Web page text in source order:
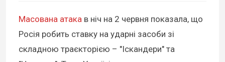
Масована атака в ніч на 2 червня показала, що
Росія робить ставку на ударні засоби зі
складною траєкторією – "Іскандери" та